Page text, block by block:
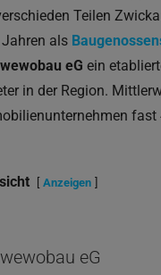
Teilen
als
wewobau eG ein
in der Region.
fast
Anzeigen
eG